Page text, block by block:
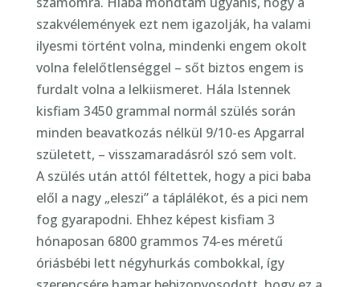
szakvélemények ezt nem igazolják, ha valami
ilyesmi történt volna, mindenki engem okolt
volna felelőtlenséggel – sőt biztos engem is
furdalt volna a lelkiismeret. Hála Istennek
kisfiam 3450 grammal normál szülés során
minden beavatkozás nélkül 9/10-es Apgarral
született, – visszamaradásról szó sem volt.
A szülés után attól féltettek, hogy a pici baba
elől a nagy „eleszi” a táplálékot, és a pici nem
fog gyarapodni. Ehhez képest kisfiam 3
hónaposan 6800 grammos 74-es méretű
óriásbébi lett négyhurkás combokkal, így